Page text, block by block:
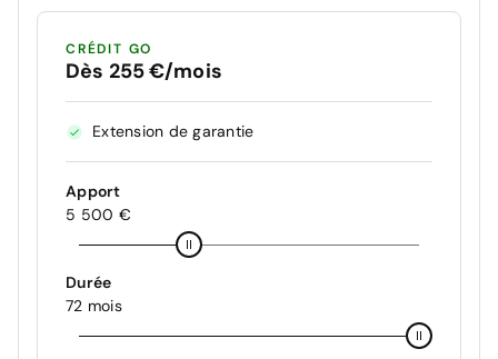
CRÉDIT GO
Dès 255 €/mois
Extension de garantie
Apport
5 500 €
Durée
72 mois